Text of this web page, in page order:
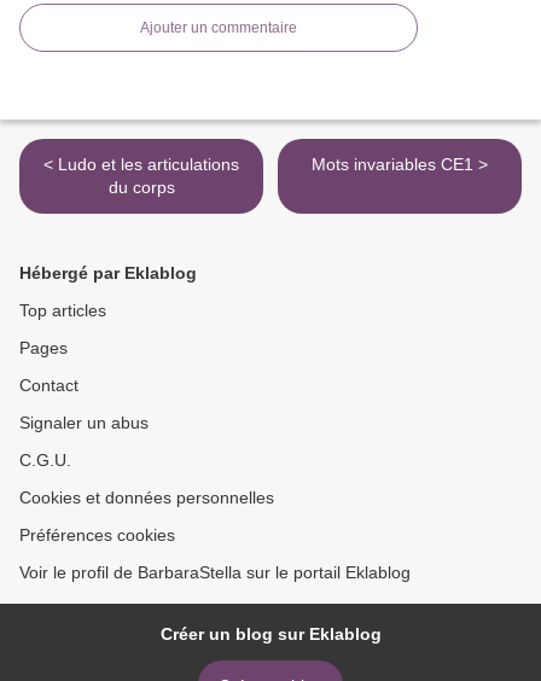
Ajouter un commentaire
< Ludo et les articulations
du corps
Mots invariables CE1 >
Hébergé par Eklablog
Top articles
Pages
Contact
Signaler un abus
C.G.U.
Cookies et données personnelles
Préférences cookies
Voir le profil de BarbaraStella sur le portail Eklablog
Créer un blog sur Eklablog